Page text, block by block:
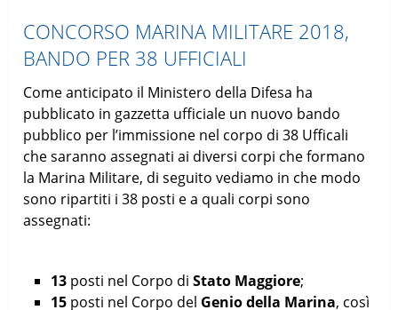
CONCORSO MARINA MILITARE 2018,
BANDO PER 38 UFFICIALI
Come anticipato il Ministero della Difesa ha
pubblicato in gazzetta ufficiale un nuovo bando
pubblico per l’immissione nel corpo di 38 Ufficali
che saranno assegnati ai diversi corpi che formano
la Marina Militare, di seguito vediamo in che modo
sono ripartiti i 38 posti e a quali corpi sono
assegnati:
13posti nel Corpo di Stato Maggiore;
15posti nel Corpo del Genio della Marina, così